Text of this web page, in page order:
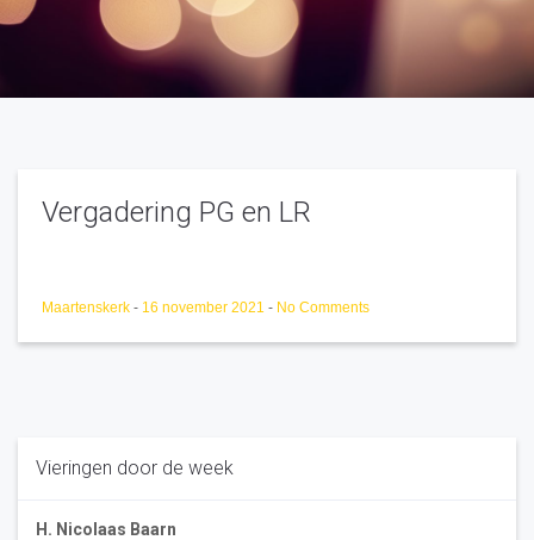
Vergadering PG en LR
Maartenskerk - 16 november 2021 - No Comments
Vieringen door de week
H. Nicolaas Baarn